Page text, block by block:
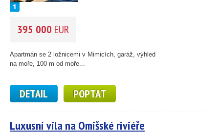
395 000 EUR
Apartmán se 2 ložnicemi v Mimicích, garáž, výhled
na moře, 100 m od moře...
DETAIL POPTAT
Luxusní vila na Omišské riviéře